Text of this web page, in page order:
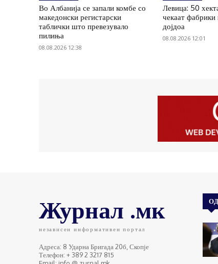
Во Албанија се запали комбе со
македонски регистарски
таблички што превезувало
пилиња
08.08.2026 12:38
Левица: 50
чекаат
дојдоа
08.08.2026 12:01
Журнал .мк
независен информативен портал
Адреса: 8 Ударна Бригада 20б, Скопје
Телефон: + 389 2 3217 815